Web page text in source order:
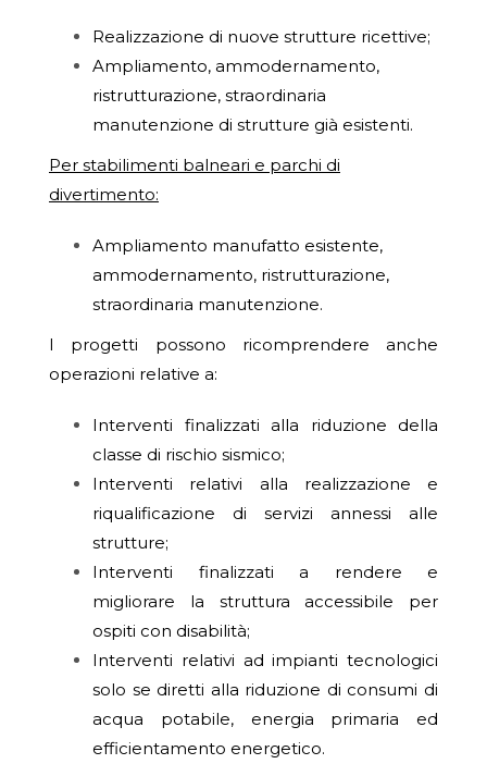
Realizzazione di nuove strutture ricettive;
Ampliamento, ammodernamento,
ristrutturazione, straordinaria
manutenzione di strutture già esistenti.
Per stabilimenti balneari e parchi di
divertimento:
Ampliamento manufatto esistente,
ammodernamento, ristrutturazione,
straordinaria manutenzione.
I progetti possono ricomprendere anche
operazioni relative a:
Interventi finalizzati alla riduzione della
classe di rischio sismico;
Interventi relativi alla realizzazione e
riqualificazione di servizi annessi alle
strutture;
Interventi finalizzati a rendere e
migliorare la struttura accessibile per
ospiti con disabilità;
Interventi relativi ad impianti tecnologici
solo se diretti alla riduzione di consumi di
acqua potabile, energia primaria ed
efficientamento energetico.